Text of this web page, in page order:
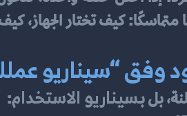
وفق “سيناريو
بل بـسيناريو الاستخدام: